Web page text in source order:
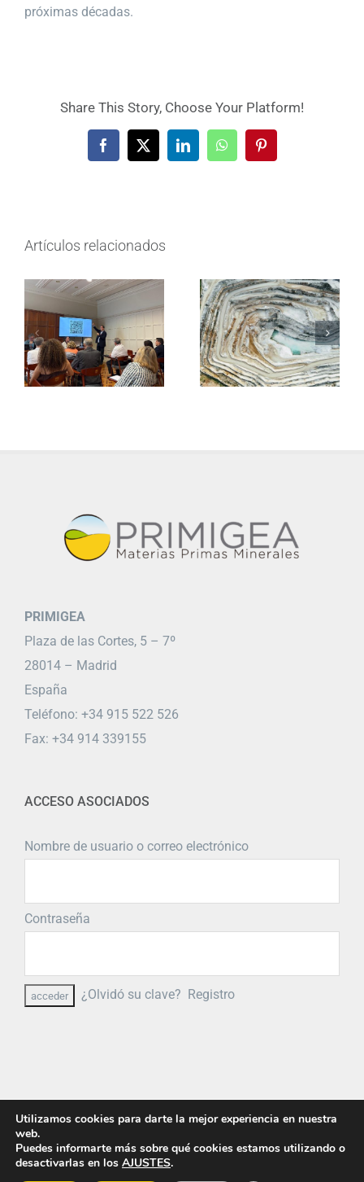
próximas décadas.
Share This Story, Choose Your Platform!
Facebook
X LinkedInWhatsAppPinterest
Artículos relacionados
PRIMIGEA
Plaza de las Cortes, 5 – 7º
28014 – Madrid
España
Teléfono: +34 915 522 526
Fax: +34 914 339155
ACCESO ASOCIADOS
Nombre de usuario o correo electrónico
Contraseña
¿Olvidó su clave? Registro
Utilizamos cookies para darte la mejor experiencia en nuestra
web.
Puedes informarte más sobre qué cookies estamos utilizando o
desactivarlas en los AJUSTES.